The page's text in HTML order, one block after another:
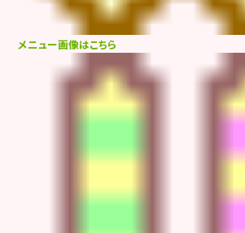
メニュー画像はこちら